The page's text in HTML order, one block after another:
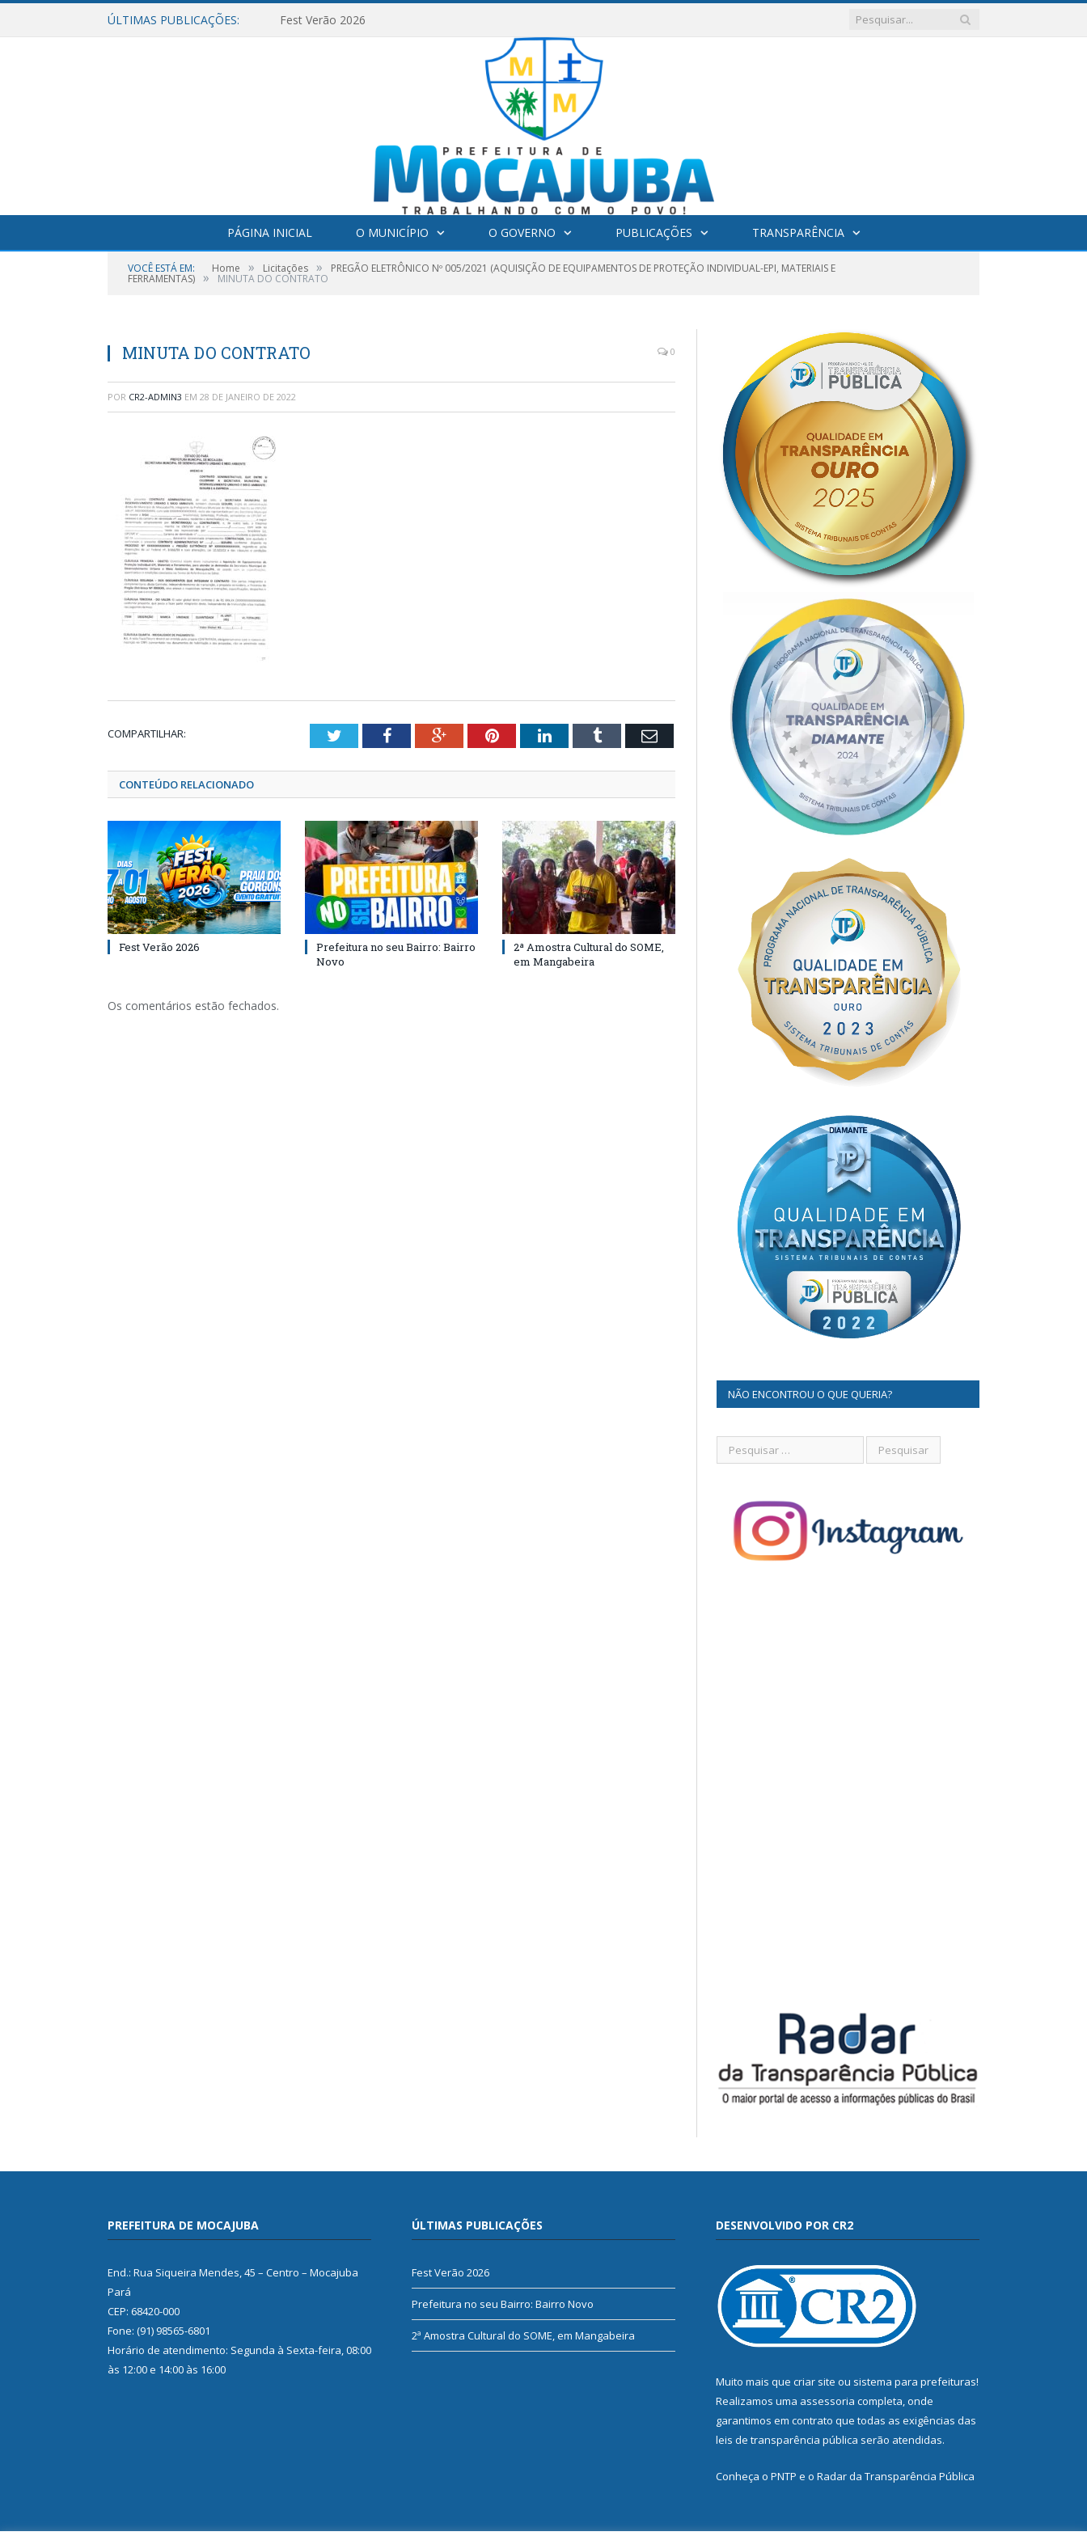
ÚLTIMAS PUBLICAÇÕES: Fest Verão 2026
PÁGINA INICIAL O MUNICÍPIO O GOVERNO PUBLICAÇÕES TRANSPARÊNCIA
VOCÊ ESTÁ EM: Home » Licitações » PREGÃO ELETRÔNICO Nº 005/2021 (AQUISIÇÃO DE EQUIPAMENTOS DE PROTEÇÃO INDIVIDUAL-EPI, MATERIAIS E
FERRAMENTAS) » MINUTA DO CONTRATO
MINUTA DO CONTRATO 0
POR CR2-ADMIN3 EM 28 DE JANEIRO DE 2022
COMPARTILHAR: TwitterFacebookGoogle+PinterestLinkedInTumblr Email
CONTEÚDO RELACIONADO
Fest Verão 2026
Prefeitura no seu Bairro: Bairro
Novo
2ª Amostra Cultural do SOME,
em Mangabeira
Os comentários estão fechados.
NÃO ENCONTROU O QUE QUERIA?
PREFEITURA DE MOCAJUBA
End.: Rua Siqueira Mendes, 45 – Centro – Mocajuba
Pará
CEP: 68420-000
Fone: (91) 98565-6801
Horário de atendimento: Segunda à Sexta-feira, 08:00
às 12:00 e 14:00 às 16:00
ÚLTIMAS PUBLICAÇÕES
Fest Verão 2026
Prefeitura no seu Bairro: Bairro Novo
2ª Amostra Cultural do SOME, em Mangabeira
DESENVOLVIDO POR CR2
Muito mais que criar site ou sistema para prefeituras!
Realizamos uma assessoria completa, onde
garantimos em contrato que todas as exigências das
leis de transparência pública serão atendidas.
Conheça o PNTP e o Radar da Transparência Pública